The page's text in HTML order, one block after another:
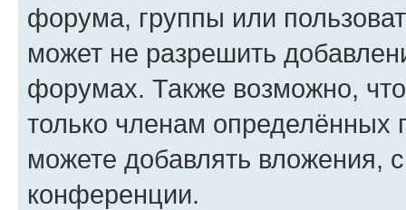
форума, группы или
может не разрешить
форумах. Также возможно,
только членам определённых
можете добавлять вложения,
конференции.